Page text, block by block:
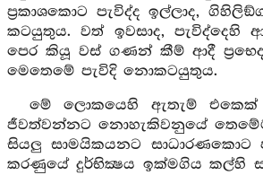
ප්‍රකාශකොට පැවිද්ද ඉල්ලාද,
කටයුතුය. වත් ඉවසාද, පැවිද්දෙහි
පෙර කියූ වස් ගණන් කීම් ආදී
මෙතෙමේ පැවිදි නොකටයුතුය.
මේ ලොකයෙහි ඇතැම් එකෙක්
ජීවත්වන්නට නොහැකිවනුයේ
සියලු සාමයිකයනට සාධාරණකොට
කරණුයේ දුර්භික්‍ෂය ඉක්මගිය කල්හි